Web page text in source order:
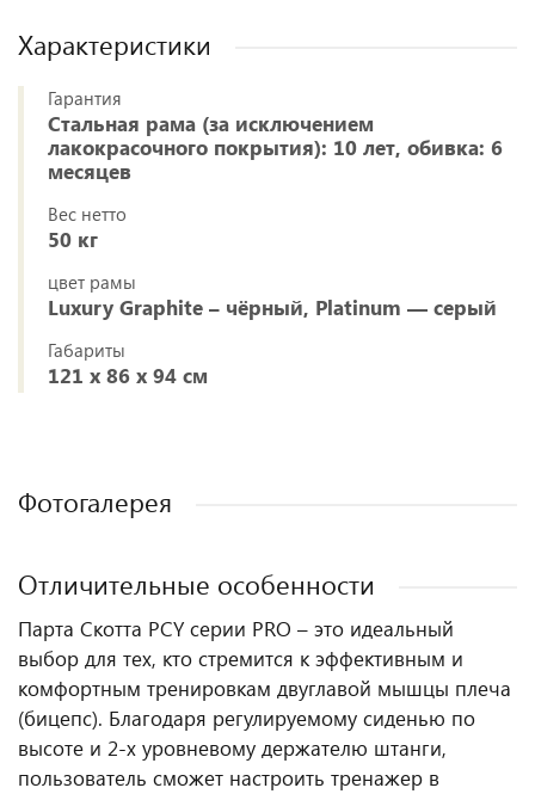
Характеристики
Гарантия
Стальная рама (за исключением
лакокрасочного покрытия): 10 лет, обивка: 6
месяцев
Вес нетто
50 кг
цвет рамы
Luxury Graphite – чёрный, Platinum — серый
Габариты
121 х 86 х 94 см
Фотогалерея
Отличительные особенности
Парта Скотта PCY серии PRO – это идеальный
выбор для тех, кто стремится к эффективным и
комфортным тренировкам двуглавой мышцы плеча
(бицепс). Благодаря регулируемому сиденью по
высоте и 2-х уровневому держателю штанги,
пользователь сможет настроить тренажер в